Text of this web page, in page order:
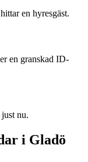
en hyresgäst.
en granskad ID-
nu.
i Gladö